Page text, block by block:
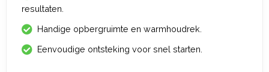
resultaten.
Handige opbergruimte en warmhoudrek.
Eenvoudige ontsteking voor snel starten.